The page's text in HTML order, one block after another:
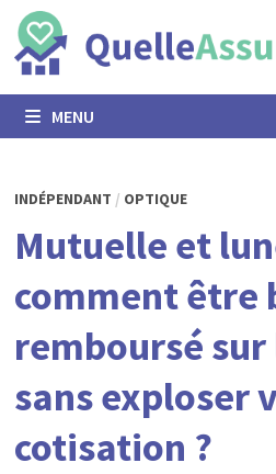
Passer
au
contenu
MENU
INDÉPENDANT / OPTIQUE
Mutuelle et
comment être
remboursé sur
sans exploser
cotisation ?